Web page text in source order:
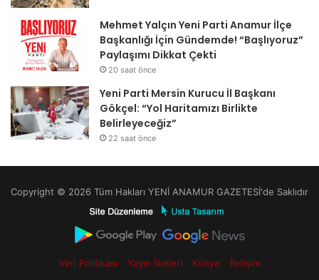
Mehmet Yalçın Yeni Parti Anamur İlçe
Başkanlığı İçin Gündemde! “Başlıyoruz”
Paylaşımı Dikkat Çekti
20 saat önce
Yeni Parti Mersin Kurucu İl Başkanı
Gökçel: “Yol Haritamızı Birlikte
Belirleyeceğiz”
22 saat önce
Copyright © 2026 Tüm Hakları YENİ ANAMUR GAZETESİ'de Saklıdır
Veri Politikası Yayın İlkeleri Künye İletişim